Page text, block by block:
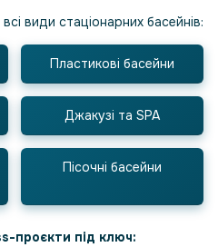
види стаціонарних басейнів:
Пластикові басейни
Джакузі та SPA
Пісочні басейни
проєкти під ключ: